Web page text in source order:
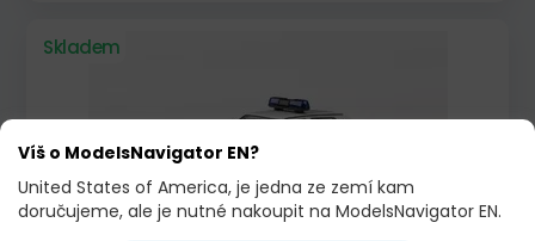
Skladem
Víš o ModelsNavigator EN?
United States of America, je jedna ze zemí kam
doručujeme, ale je nutné nakoupit na ModelsNavigator EN.